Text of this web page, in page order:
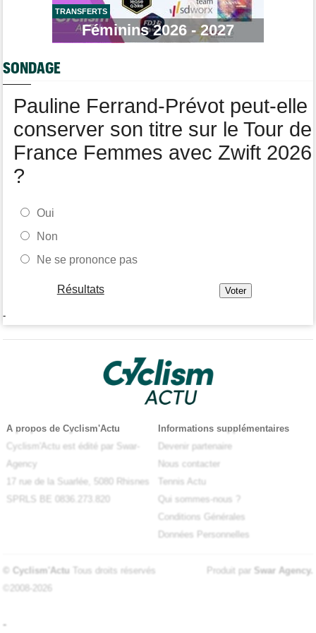
longtemps"
Tour de France Femmes
Marlen Reusser : "Le Mont Ventoux... on verra"
Route
TRANSFERTS
Féminins 2026 - 2027
SONDAGE
Pauline Ferrand-Prévot peut-elle
conserver son titre sur le Tour de
France Femmes avec Zwift 2026
?
Oui
Non
Ne se prononce pas
Résultats
-
A propos de Cyclism'Actu
Cyclism'Actu est édité par Swar-
Agency
17 rue de la Suarlée, 5080 Rhisnes
SPRLS BE 0836.273.820
Informations supplémentaires
Devenir partenaire
Nous contacter
Tennis Actu
Qui sommes-nous ?
Conditions Générales
Données Personnelles
© Cyclism'Actu Tous droits réservés
©2008-2026
Produit par Swar Agency.
-